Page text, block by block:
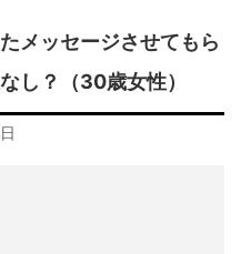
メッセージさせてもら
し？（30歳女性）